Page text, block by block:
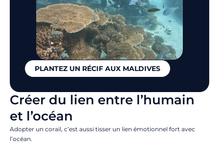
PLANTEZ UN RÉCIF AUX MALDIVES
Créer du lien entre l’humain
et l’océan
Adopter un corail, c’est aussi tisser un lien émotionnel fort avec
l’océan.